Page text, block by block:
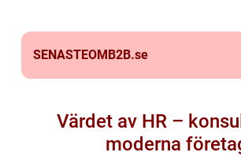
SENASTEOMB2B.se
Värdet av HR –
moderna